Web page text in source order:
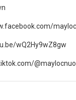
wQ2Hy9wZ8gw